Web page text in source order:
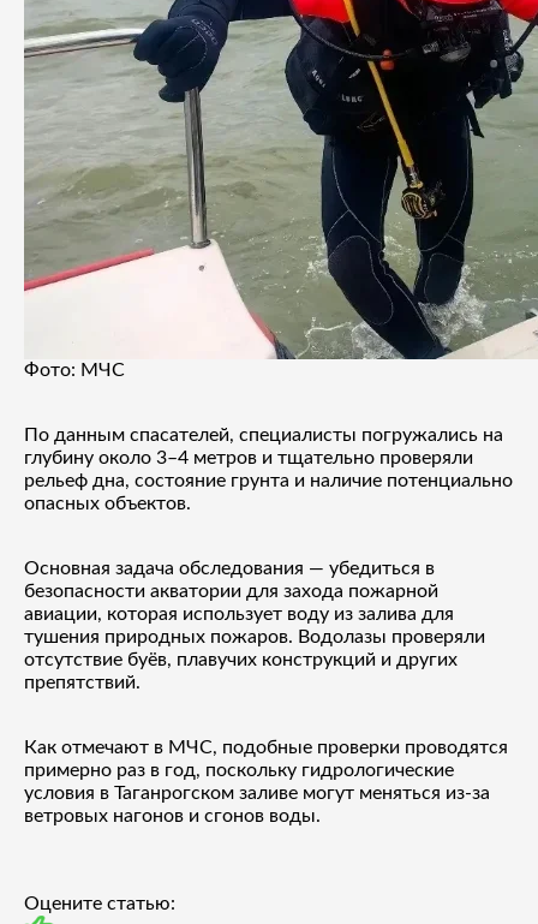
Фото: МЧС
По данным спасателей, специалисты погружались на
глубину около 3–4 метров и тщательно проверяли
рельеф дна, состояние грунта и наличие потенциально
опасных объектов.
Основная задача обследования — убедиться в
безопасности акватории для захода пожарной
авиации, которая использует воду из залива для
тушения природных пожаров. Водолазы проверяли
отсутствие буёв, плавучих конструкций и других
препятствий.
Как отмечают в МЧС, подобные проверки проводятся
примерно раз в год, поскольку гидрологические
условия в Таганрогском заливе могут меняться из-за
ветровых нагонов и сгонов воды.
Оцените статью: